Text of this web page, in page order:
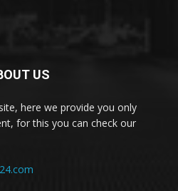
US
here we provide you only
for this you can check our